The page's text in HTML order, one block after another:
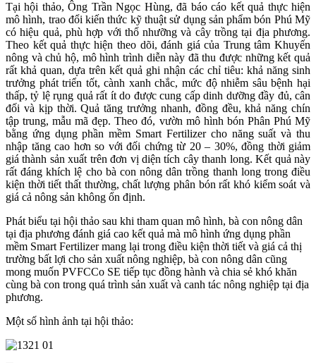
Tại hội thảo, Ông Trần Ngọc Hùng, đã báo cáo kết quả thực hiện
mô hình, trao đổi kiến thức kỹ thuật sử dụng sản phẩm bón Phú Mỹ
có hiệu quả, phù hợp với thổ nhưỡng và cây trồng tại địa phương.
Theo kết quả thực hiện theo dõi, đánh giá của Trung tâm Khuyến
nông và chủ hộ, mô hình trình diễn này đã thu được những kết quả
rất khả quan, dựa trên kết quả ghi nhận các chỉ tiêu: khả năng sinh
trưởng phát triển tốt, cành xanh chắc, mức độ nhiễm sâu bệnh hại
thấp, tỷ lệ rụng quả rất ít do được cung cấp dinh dưỡng đầy đủ, cân
đối và kịp thời. Quả tăng trưởng nhanh, đồng đều, khả năng chín
tập trung, mẫu mã đẹp. Theo đó, vườn mô hình bón Phân Phú Mỹ
bằng ứng dụng phần mềm Smart Fertilizer cho năng suất và thu
nhập tăng cao hơn so với đối chứng từ 20 – 30%, đồng thời giảm
giá thành sản xuất trên đơn vị diện tích cây thanh long. Kết quả này
rất đáng khích lệ cho bà con nông dân trồng thanh long trong điều
kiện thời tiết thất thường, chất lượng phân bón rất khó kiểm soát và
giá cả nông sản không ổn định.
Phát biểu tại hội thảo sau khi tham quan mô hình, bà con nông dân
tại địa phương đánh giá cao kết quả mà mô hình ứng dụng phần
mềm Smart Fertilizer mang lại trong điều kiện thời tiết và giá cả thị
trường bất lợi cho sản xuất nông nghiệp, bà con nông dân cũng
mong muốn PVFCCo SE tiếp tục đồng hành và chia sẻ khó khăn
cùng bà con trong quá trình sản xuất và canh tác nông nghiệp tại địa
phương.
Một số hình ảnh tại hội thảo: